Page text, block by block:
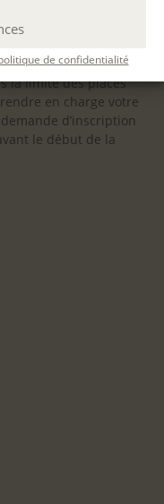
de confidentialité
jusqu’au dernier
la limite des places
en charge votre
d’inscription
le début de la